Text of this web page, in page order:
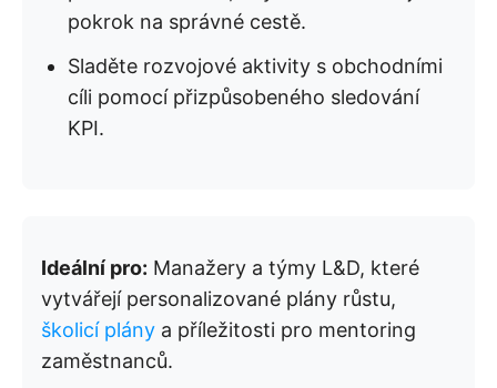
pokrok na správné cestě.
Sladěte rozvojové aktivity s obchodními
cíli pomocí přizpůsobeného sledování
KPI.
Ideální pro: Manažery a týmy L&D, které
vytvářejí personalizované plány růstu,
školicí plány a příležitosti pro mentoring
zaměstnanců.